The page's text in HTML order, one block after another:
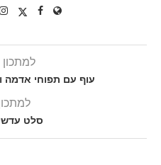
עוף עם תפוחי אדמה
סלט